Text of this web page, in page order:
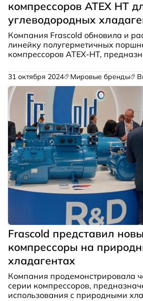
компрессоров ATEX HT
углеводородных
Компания Frascold обновила и
линейку полугерметичных
компрессоров ATEX-HT,
модели поддерживают не только
но и бутан и изобутан,
рабочие температуры
31 октября 2024 Мировые бренды
Frascold представил
компрессоры на
хладагентах
Компания продемонстрировала
серии компрессоров,
использования с природными